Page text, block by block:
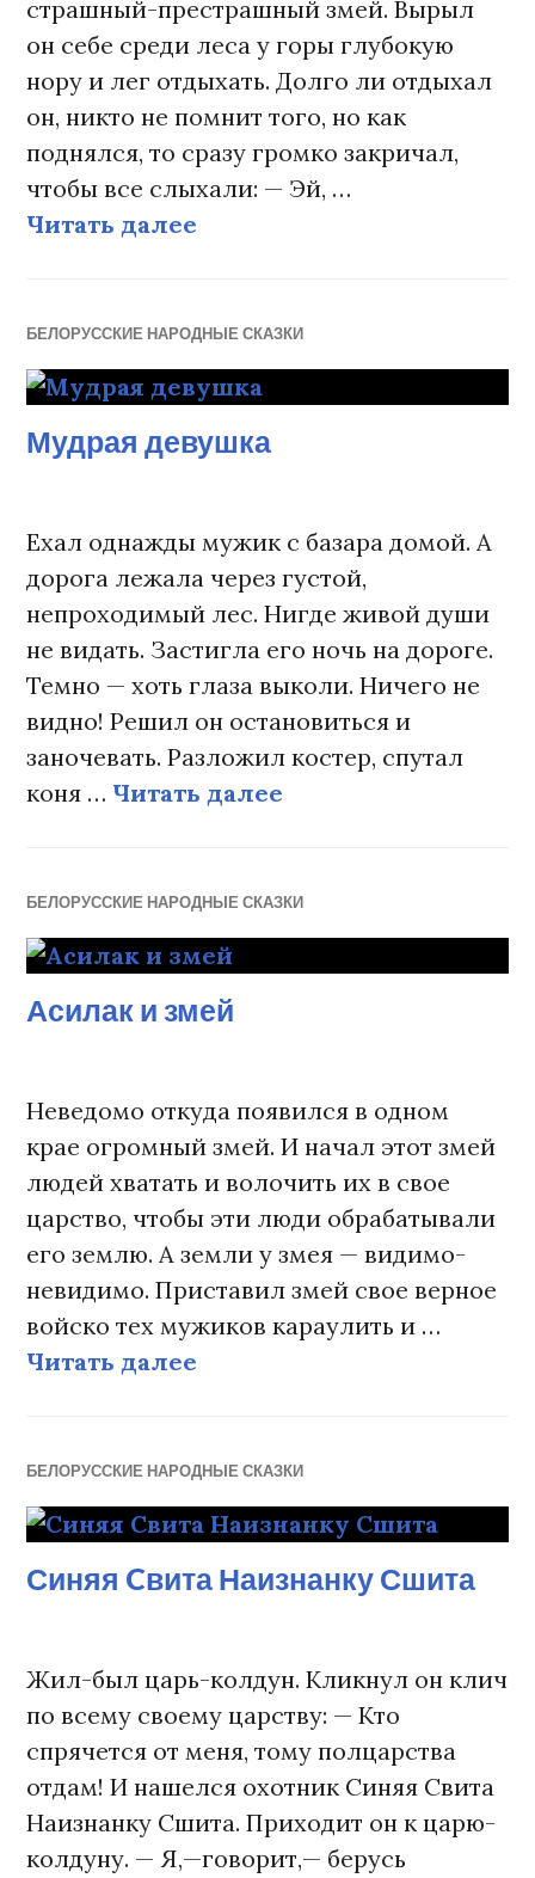
страшный-престрашный змей. Вырыл
он себе среди леса у горы глубокую
нору и лег отдыхать. Долго ли отдыхал
он, никто не помнит того, но как
поднялся, то сразу громко закричал,
чтобы все слыхали: — Эй, …
Читать далее
БЕЛОРУССКИЕ НАРОДНЫЕ СКАЗКИ
Мудрая девушка
Ехал однажды мужик с базара домой. А
дорога лежала через густой,
непроходимый лес. Нигде живой души
не видать. Застигла его ночь на дороге.
Темно — хоть глаза выколи. Ничего не
видно! Решил он остановиться и
заночевать. Разложил костер, спутал
коня … Читать далее
БЕЛОРУССКИЕ НАРОДНЫЕ СКАЗКИ
Асилак и змей
Неведомо откуда появился в одном
крае огромный змей. И начал этот змей
людей хватать и волочить их в свое
царство, чтобы эти люди обрабатывали
его землю. А земли у змея — видимо-
невидимо. Приставил змей свое верное
войско тех мужиков караулить и …
Читать далее
БЕЛОРУССКИЕ НАРОДНЫЕ СКАЗКИ
Синяя Cвита Наизнанку Сшита
Жил-был царь-колдун. Кликнул он клич
по всему своему царству: — Кто
спрячется от меня, тому полцарства
отдам! И нашелся охотник Синяя Свита
Наизнанку Сшита. Приходит он к царю-
колдуну. — Я,—говорит,— берусь